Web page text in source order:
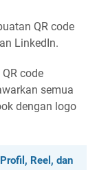
QR code
LinkedIn.
code
semua
dengan logo
Reel, dan